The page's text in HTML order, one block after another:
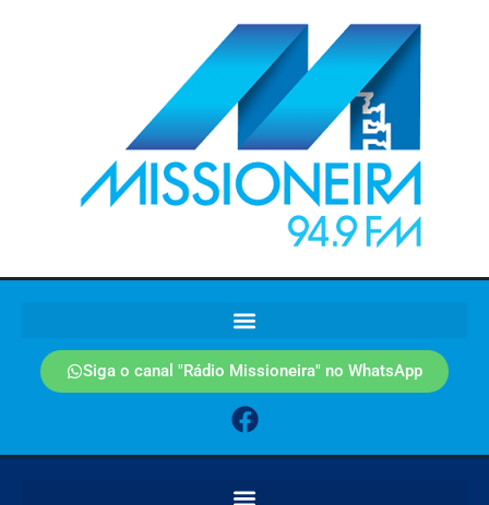
Siga o canal "Rádio Missioneira" no WhatsApp